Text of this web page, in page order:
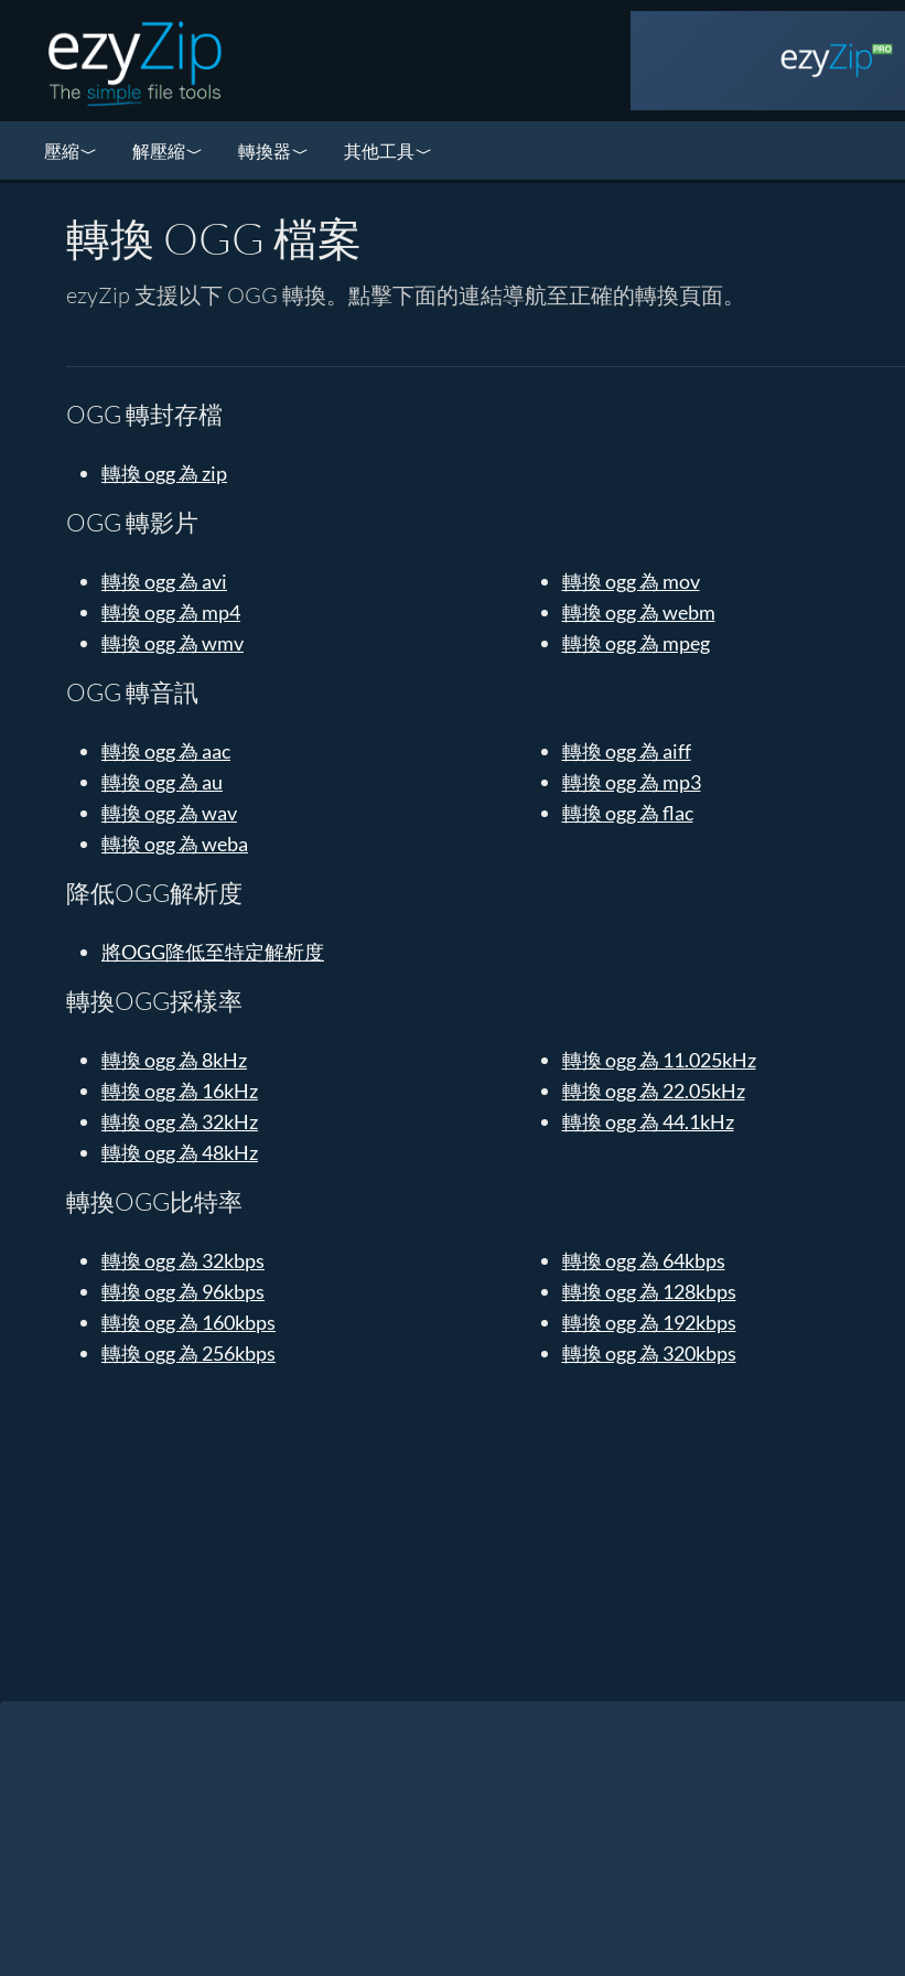
壓縮 解壓縮 轉換器 其他工具
轉換 OGG 檔案
ezyZip 支援以下 OGG 轉換。點擊下面的連結導航至正確的轉換頁面。
OGG 轉封存檔
轉換 ogg 為 zip
OGG 轉影片
轉換 ogg 為 avi
轉換 ogg 為 mov
轉換 ogg 為 mp4
轉換 ogg 為 webm
轉換 ogg 為 wmv
轉換 ogg 為 mpeg
OGG 轉音訊
轉換 ogg 為 aac
轉換 ogg 為 aiff
轉換 ogg 為 au
轉換 ogg 為 mp3
轉換 ogg 為 wav
轉換 ogg 為 flac
轉換 ogg 為 weba
降低OGG解析度
將OGG降低至特定解析度
轉換OGG採樣率
轉換 ogg 為 8kHz
轉換 ogg 為 11.025kHz
轉換 ogg 為 16kHz
轉換 ogg 為 22.05kHz
轉換 ogg 為 32kHz
轉換 ogg 為 44.1kHz
轉換 ogg 為 48kHz
轉換OGG比特率
轉換 ogg 為 32kbps
轉換 ogg 為 64kbps
轉換 ogg 為 96kbps
轉換 ogg 為 128kbps
轉換 ogg 為 160kbps
轉換 ogg 為 192kbps
轉換 ogg 為 256kbps
轉換 ogg 為 320kbps